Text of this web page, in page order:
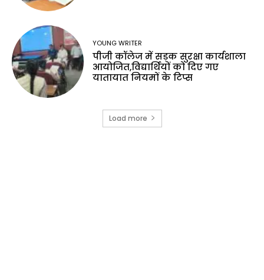
YOUNG WRITER
पीजी कॉलेज में सड़क सुरक्षा कार्यशाला
आयोजित,विद्यार्थियों को दिए गए
यातायात नियमों के टिप्स
Load more